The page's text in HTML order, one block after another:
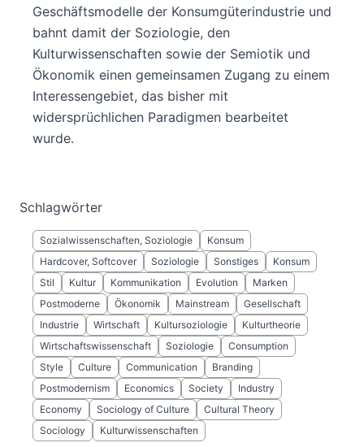
Geschäftsmodelle der Konsumgüterindustrie und
bahnt damit der Soziologie, den
Kulturwissenschaften sowie der Semiotik und
Ökonomik einen gemeinsamen Zugang zu einem
Interessengebiet, das bisher mit
widersprüchlichen Paradigmen bearbeitet
wurde.
Schlagwörter
Sozialwissenschaften, Soziologie
Konsum
Hardcover, Softcover
Soziologie Sonstiges
Konsum
Stil
Kultur Kommunikation Evolution
Marken
Postmoderne
Ökonomik Mainstream
Gesellschaft
Industrie
Wirtschaft Kultursoziologie
Kulturtheorie
Wirtschaftswissenschaft
Soziologie
Consumption
Style
Culture Communication
Branding
Postmodernism
Economics Society
Industry
Economy
Sociology of Culture
Cultural Theory
Sociology
Kulturwissenschaften